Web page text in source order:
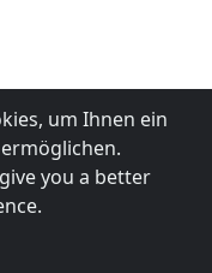
um Ihnen ein
you a better